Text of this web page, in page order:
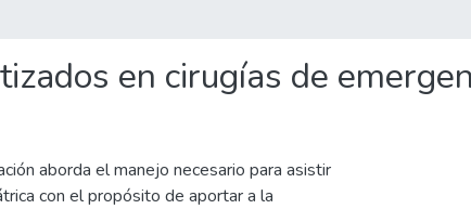
en cirugías de
aborda el manejo necesario para asistir
con el propósito de aportar a la